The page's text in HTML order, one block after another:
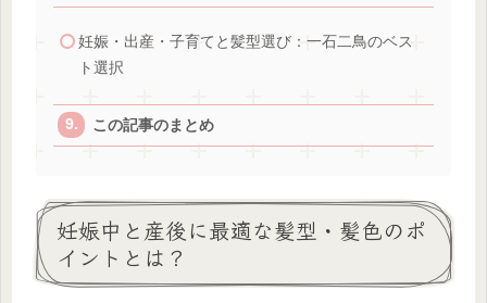
妊娠・出産・子育てと髪型選び：一石二鳥のベス
ト選択
この記事のまとめ
妊娠中と産後に最適な髪型・髪色のポ
イントとは？